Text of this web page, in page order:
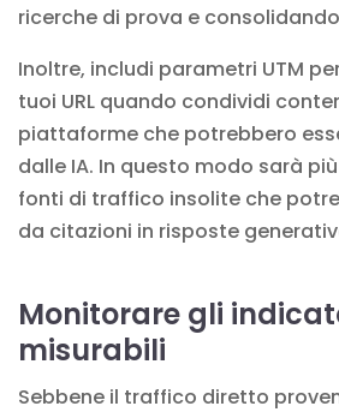
ricerche di prova e
Inoltre, includi parametri UTM
tuoi URL quando condividi
piattaforme che potrebbero
dalle IA. In questo modo sarà
fonti di traffico insolite che
da citazioni in risposte
Monitorare gli
misurabili
Sebbene il traffico diretto